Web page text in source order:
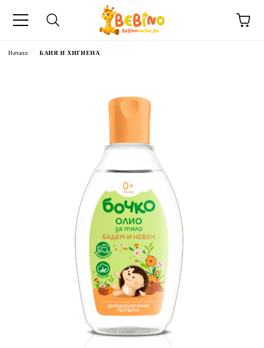
Начало БАНЯ И ХИГИЕНА